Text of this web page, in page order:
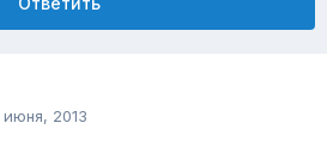
июня, 2013